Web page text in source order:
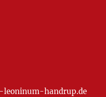
handrup.de